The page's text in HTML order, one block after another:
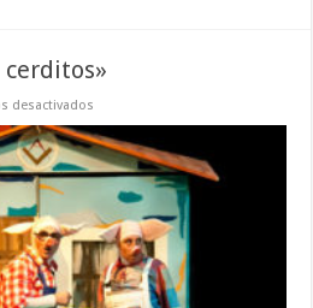
cerditos»
desactivados
de
«Los
3
cerditos»